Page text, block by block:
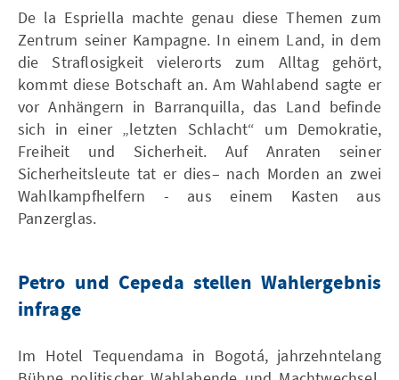
De la Espriella machte genau diese Themen zum
Zentrum seiner Kampagne. In einem Land, in dem
die Straflosigkeit vielerorts zum Alltag gehört,
kommt diese Botschaft an. Am Wahlabend sagte er
vor Anhängern in Barranquilla, das Land befinde
sich in einer „letzten Schlacht“ um Demokratie,
Freiheit und Sicherheit. Auf Anraten seiner
Sicherheitsleute tat er dies– nach Morden an zwei
Wahlkampfhelfern - aus einem Kasten aus
Panzerglas.
Petro und Cepeda stellen Wahlergebnis
infrage
Im Hotel Tequendama in Bogotá, jahrzehntelang